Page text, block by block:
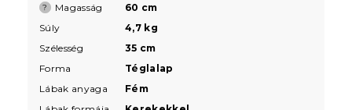
? Magasság
60 cm
Súly
4,7 kg
Szélesség
35 cm
Forma
Téglalap
Lábak anyaga
Fém